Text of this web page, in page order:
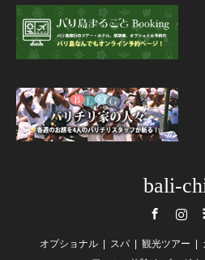
bali-
オプショナル スパ 観光ツアー